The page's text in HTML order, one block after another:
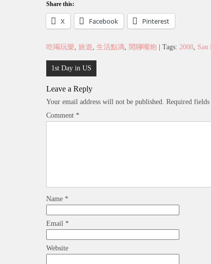
Share this:
X Facebook Pinterest
吃喝玩樂, 旅遊, 生活點滴, 閒聊嘴炮 | Tags: 2008, San
Post
navigation
1st Day in US
Leave a Reply
Your email address will not be published. Required fields
Comment *
Name *
Email *
Website